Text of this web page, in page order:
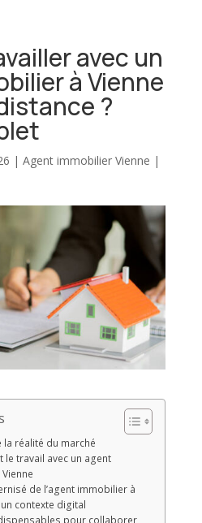
avec un
à Vienne
?
| Agent immobilier Vienne |
réalité du marché
le travail avec un agent
de l’agent immobilier à
contexte digital
pour collaborer